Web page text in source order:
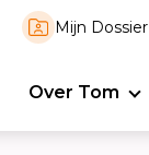
Mijn Dossier
Over Tom